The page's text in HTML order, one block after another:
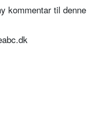
kommentar til denne